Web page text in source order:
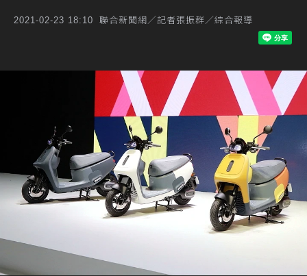
2021-02-23 18:10 聯合新聞網／記者張振群／綜合報導